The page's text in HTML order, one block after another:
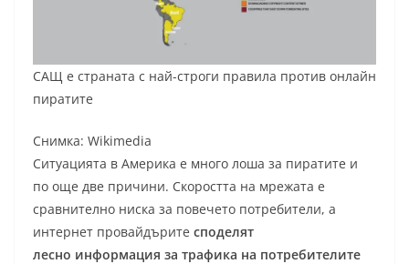
САЩ е страната с най-строги правила против онлайн
пиратите
Снимка: Wikimedia
Ситуацията в Америка е много лоша за пиратите и
по още две причини. Скоростта на мрежата е
сравнително ниска за повечето потребители, а
интернет провайдърите споделят
лесно информация за трафика на потребителите